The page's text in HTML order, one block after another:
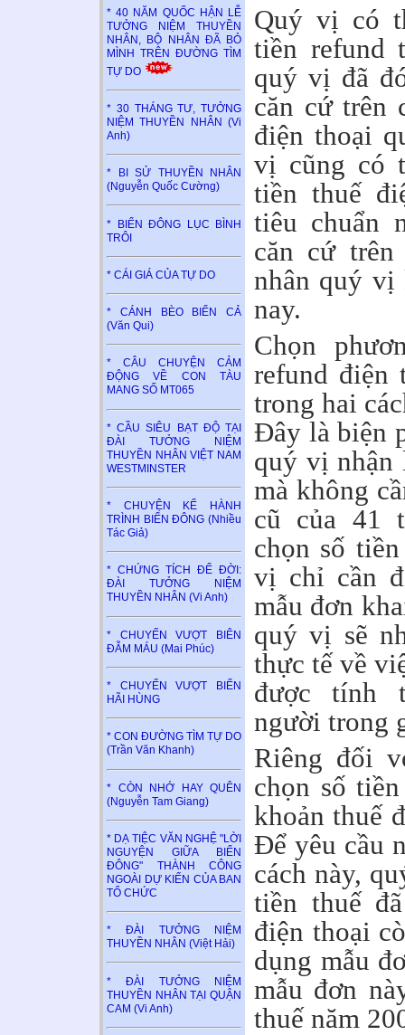
* 40 NĂM QUỐC HẬN LỄ
TƯỞNG NIỆM THUYỀN
NHÂN, BỘ NHÂN ĐÃ BỎ
MÌNH TRÊN ĐƯỜNG TÌM
TỰ DO
* 30 THÁNG TƯ, TƯỞNG
NIỆM THUYỀN NHÂN (Vi
Anh)
* BI SỬ THUYỀN NHÂN
(Nguyễn Quốc Cường)
* BIỂN ĐÔNG LỤC BÌNH
TRÔI
* CÁI GIÁ CỦA TỰ DO
* CÁNH BÈO BIỂN CẢ
(Văn Qui)
* CÂU CHUYỆN CẢM
ĐỘNG VỀ CON TÀU
MANG SỐ MT065
* CẦU SIÊU BẠT ĐỘ TẠI
ĐÀI TƯỞNG NIỆM
THUYỀN NHÂN VIỆT NAM
WESTMINSTER
* CHUYỆN KỂ HÀNH
TRÌNH BIỂN ĐÔNG (Nhiều
Tác Giả)
* CHỨNG TÍCH ĐỂ ĐỜI:
ĐÀI TƯỞNG NIỆM
THUYỀN NHÂN (Vi Anh)
* CHUYẾN VƯỢT BIÊN
ĐẪM MÁU (Mai Phúc)
* CHUYẾN VƯỢT BIỂN
HÃI HÙNG
* CON ĐƯỜNG TÌM TỰ DO
(Trần Văn Khanh)
* CÒN NHỚ HAY QUÊN
(Nguyễn Tam Giang)
* DẠ TIỆC VĂN NGHỆ "LỜI
NGUYỆN GIỮA BIỂN
ĐÔNG" THÀNH CÔNG
NGOÀI DỰ KIẾN CỦA BAN
TỔ CHỨC
* ĐÀI TƯỞNG NIỆM
THUYỀN NHÂN (Việt Hải)
* ĐÀI TƯỞNG NIỆM
THUYỀN NHÂN TẠI QUẬN
CAM (Vi Anh)
Quý vị có
tiền refund
quý vị đã
căn cứ trên
điện thoại
vị cũng có
tiền thuế
tiêu chuẩn
căn cứ
nhân quý vị
nay.
Chọn
refund điện
trong hai
Đây là biện
quý vị nhận
mà không
cũ của 41
chọn số
vị chỉ cần
mẫu đơn
quý vị sẽ
thực tế về
được tính
người trong
Riêng đối
chọn số
khoản thuế
Để yêu cầu
cách này,
tiền thuế
điện thoại
dụng mẫu
mẫu đơn
thuế năm